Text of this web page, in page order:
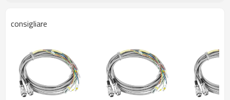
Rapporto di
Controlla la
precisione
18 mm
Numero di
raggi
12
consigliare